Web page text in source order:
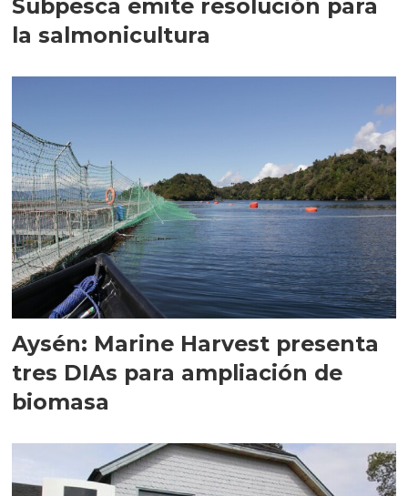
Subpesca emite resolución para
la salmonicultura
Aysén: Marine Harvest presenta
tres DIAs para ampliación de
biomasa